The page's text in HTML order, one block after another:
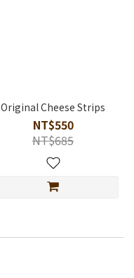
Original Cheese Strips
NT$550
NT$685